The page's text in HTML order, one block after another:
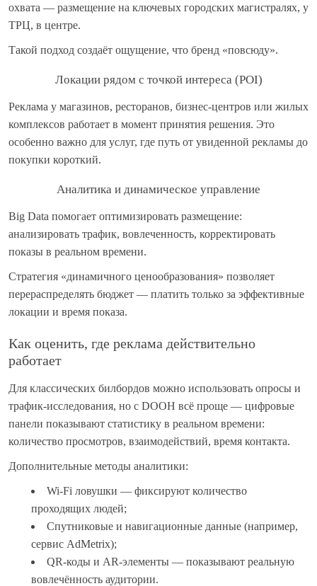
охвата — размещение на ключевых городских магистралях, у
ТРЦ, в центре.
Такой подход создаёт ощущение, что бренд «повсюду».
Локации рядом с точкой интереса (POI)
Реклама у магазинов, ресторанов, бизнес-центров или жилых
комплексов работает в момент принятия решения. Это
особенно важно для услуг, где путь от увиденной рекламы до
покупки короткий.
Аналитика и динамическое управление
Big Data помогает оптимизировать размещение:
анализировать трафик, вовлеченность, корректировать
показы в реальном времени.
Стратегия «динамичного ценообразования» позволяет
перераспределять бюджет — платить только за эффективные
локации и время показа.
Как оценить, где реклама действительно
работает
Для классических билбордов можно использовать опросы и
трафик-исследования, но с DOOH всё проще — цифровые
панели показывают статистику в реальном времени:
количество просмотров, взаимодействий, время контакта.
Дополнительные методы аналитики:
Wi-Fi ловушки — фиксируют количество
проходящих людей;
Спутниковые и навигационные данные (например,
сервис AdMetrix);
QR-коды и AR-элементы — показывают реальную
вовлечённость аудитории.